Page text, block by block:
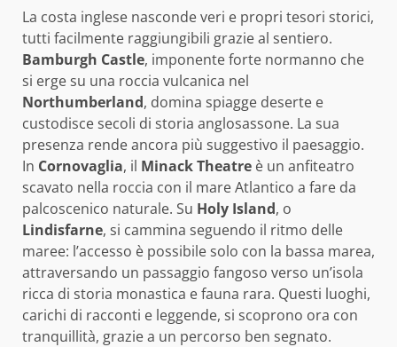
La costa inglese nasconde veri e propri tesori storici,
tutti facilmente raggiungibili grazie al sentiero.
Bamburgh Castle, imponente forte normanno che
si erge su una roccia vulcanica nel
Northumberland, domina spiagge deserte e
custodisce secoli di storia anglosassone. La sua
presenza rende ancora più suggestivo il paesaggio.
In Cornovaglia, il Minack Theatre è un anfiteatro
scavato nella roccia con il mare Atlantico a fare da
palcoscenico naturale. Su Holy Island, o
Lindisfarne, si cammina seguendo il ritmo delle
maree: l’accesso è possibile solo con la bassa marea,
attraversando un passaggio fangoso verso un’isola
ricca di storia monastica e fauna rara. Questi luoghi,
carichi di racconti e leggende, si scoprono ora con
tranquillità, grazie a un percorso ben segnato.